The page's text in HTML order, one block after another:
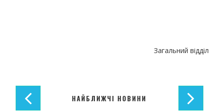
Загальний відділ
НАЙБЛИЖЧІ НОВИНИ